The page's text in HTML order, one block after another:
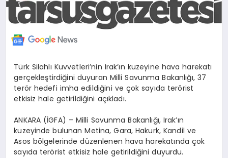
Türk Silahlı Kuvvetleri’nin Irak’ın kuzeyine hava harekatı
gerçekleştirdiğini duyuran Milli Savunma Bakanlığı, 37
terör hedefi imha edildiğini ve çok sayıda terörist
etkisiz hale getirildiğini açıkladı.
ANKARA (İGFA) – Milli Savunma Bakanlığı, Irak’ın
kuzeyinde bulunan Metina, Gara, Hakurk, Kandil ve
Asos bölgelerinde düzenlenen hava harekatında çok
sayıda terörist etkisiz hale getirildiğini duyurdu.